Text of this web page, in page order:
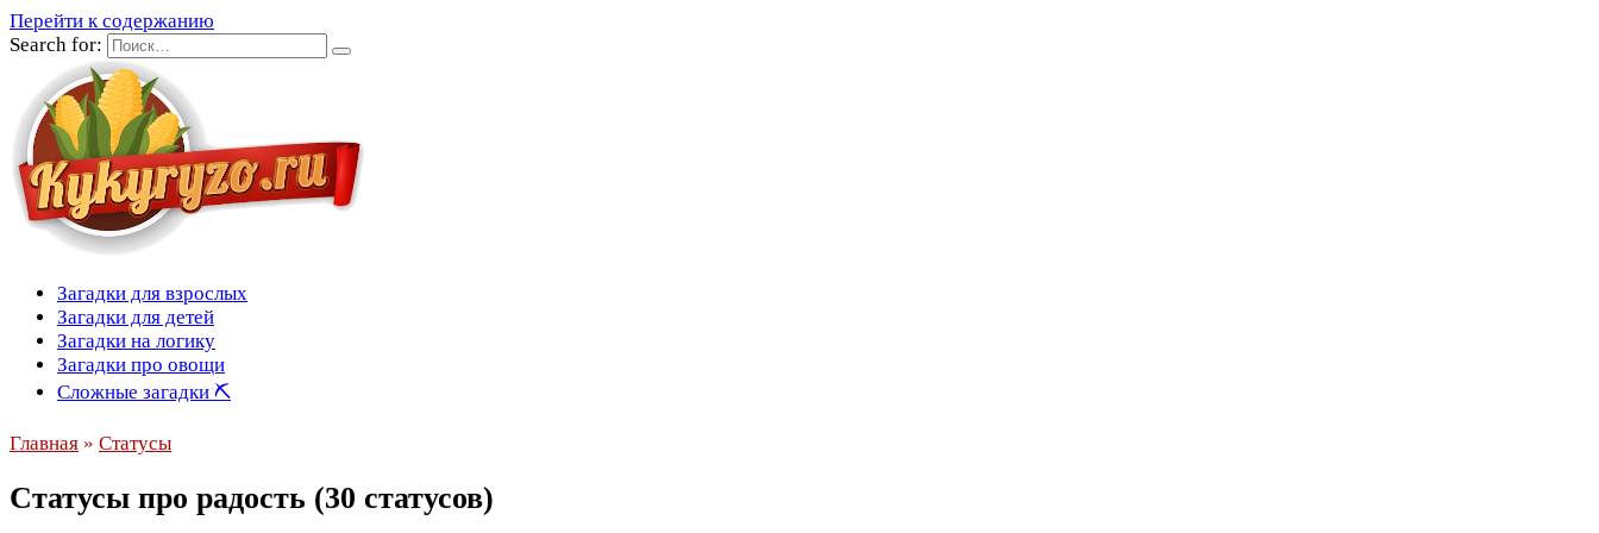
Перейти к содержанию
Search for:
Загадки для взрослых
Загадки для детей
Загадки на логику
Загадки про овощи
Сложные загадки ⛏
Главная » Статусы
Статусы про радость (30 статусов)